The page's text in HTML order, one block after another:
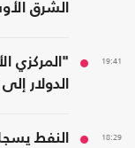
الشرق
19:41
"المركزي
الدولار
18:29
النفط